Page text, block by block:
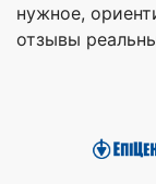
нужное,
отзывы